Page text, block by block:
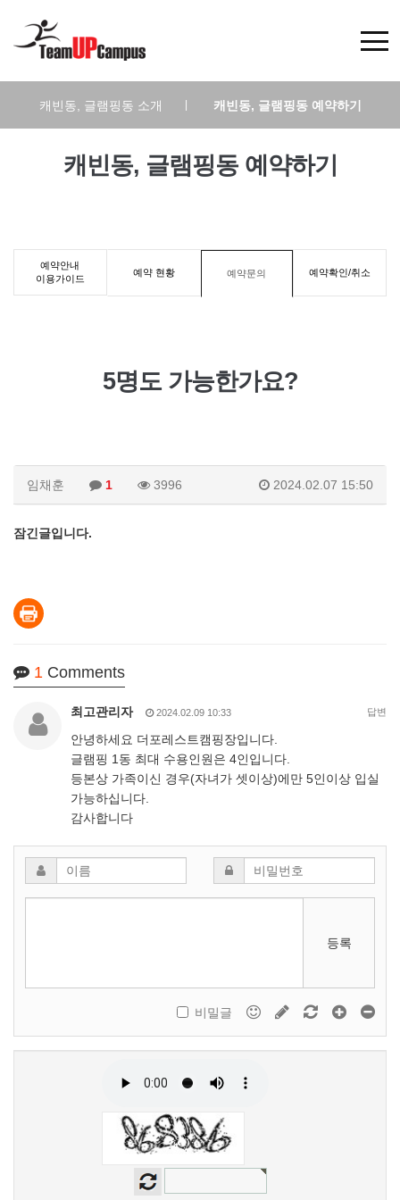
캐빈동, 글램핑동 소개 캐빈동, 글램핑동 예약하기
캐빈동, 글램핑동 예약하기
예약안내
이용가이드
예약 현황 예약문의 예약확인/취소
5명도 가능한가요?
임채훈 1 3996 2024.02.07 15:50
잠긴글입니다.
1 Comments
최고관리자 2024.02.09 10:33 답변
안녕하세요 더포레스트캠핑장입니다.
글램핑 1동 최대 수용인원은 4인입니다.
등본상 가족이신 경우(자녀가 셋이상)에만 5인이상 입실
가능하십니다.
감사합니다
등록
비밀글